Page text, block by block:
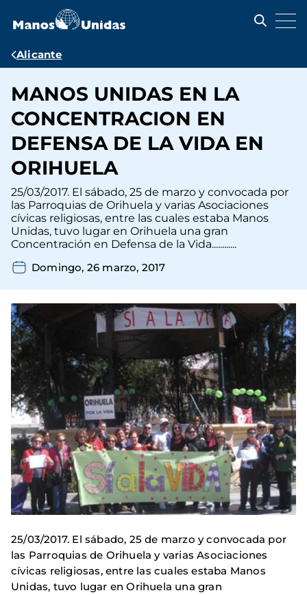
contenido
Ruta
navegación
Alicante
MANOS UNIDAS EN LA
CONCENTRACION EN
DEFENSA DE LA VIDA EN
ORIHUELA
25/03/2017. El sábado, 25 de marzo y convocada por
las Parroquias de Orihuela y varias Asociaciones
cívicas religiosas, entre las cuales estaba Manos
Unidas, tuvo lugar en Orihuela una gran
Concentración en Defensa de la Vida............
Domingo, 26 marzo, 2017
25/03/2017. El sábado, 25 de marzo y convocada por
las Parroquias de Orihuela y varias Asociaciones
cívicas religiosas, entre las cuales estaba Manos
Unidas, tuvo lugar en Orihuela una gran